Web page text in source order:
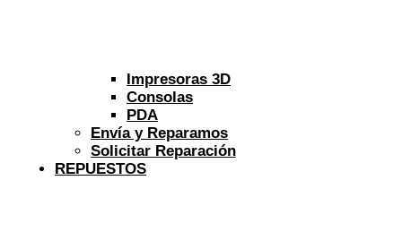
Impresoras 3D
Consolas
PDA
Envía y Reparamos
Solicitar Reparación
REPUESTOS